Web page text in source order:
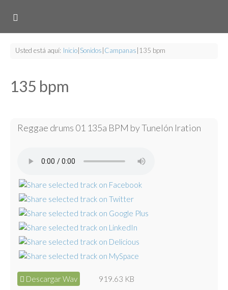
Usted está aquí: Inicio Sonidos Campanas 135 bpm
135 bpm
Reggae drums 01 135a BPM by Tunelón Iration
Descargar Wav 919.63 KB